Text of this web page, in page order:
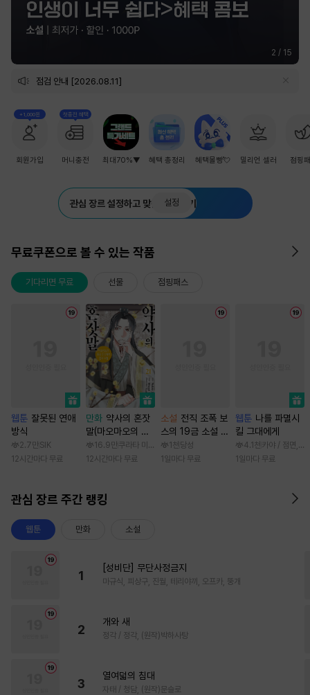
2 / 15
점검 안내 [2026.08.11]
+1,000원
회원가입
첫충전 혜택
머니충전 최대70%▼ 혜택 총정리 혜택몰빵💘 밀리언 셀러 점핑
관심 장르 설정하고 맞춤 추천 받기
설정
무료쿠폰으로 볼 수 있는 작품
기다리면 무료 선물 점핑패스
웹툰 잘못된 연애
방식
2.7만 SIK
12시간마다 무료
만화 약사의 혼잣
말(마오마오의 후
궁 수수께끼 풀이
수첩)
16.9만 쿠라타 미노지 / 휴우가 나츠
12시간마다 무료
소설 전직 조폭 보
스의 19금 소설 속
가정부 빙의기
1천 당성
1일마다 무료
웹툰 나를 파멸시
킬 그대에게
4.1천 카야 / 점면, (
1일마다 무료
관심 장르 주간 랭킹
웹툰 만화 소설
1
[성비단] 무단사정금지
마규식, 피상구, 진월, 테리야끼, 오프카, 뚱개
2
개와 새
정각 / 정각, (원작)박하사탕
3
열여덟의 침대
자태 / 청담, (원작)문슬로